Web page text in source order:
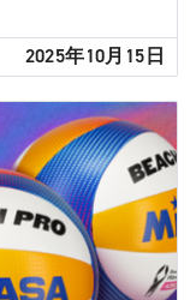
2025年10月15日